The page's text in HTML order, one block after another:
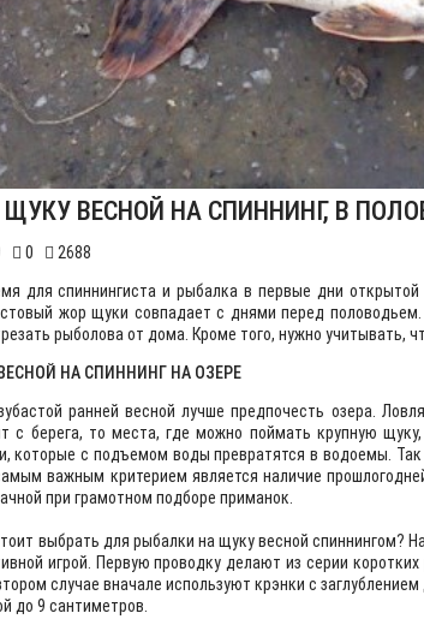
ВЕСНОЙ НА СПИННИНГ, В
0
2688
для спиннингиста и рыбалка в первые дни
жор щуки совпадает с днями перед
рыболова от дома. Кроме того, нужно учитывать,
НА СПИННИНГ НА ОЗЕРЕ
ранней весной лучше предпочесть озера.
с берега, то места, где можно поймать крупную
которые с подъемом воды превратятся в водоемы.
важным критерием является наличие
при грамотном подборе приманок.
выбрать для рыбалки на щуку весной спиннингом?
игрой. Первую проводку делают из серии
случае вначале используют крэнки с
до 9 сантиметров.